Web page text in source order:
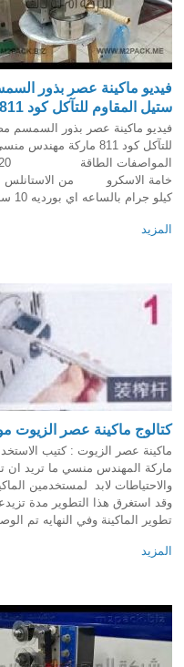
فيديو ماكينة عصر بذور
ستيل المقاوم للتآكل كود 811 ماركة مهندس منسي
فيديو ماكينة عصر بذور السمسم
للتآكل كود 811 ماركة
كيلو جرام بالساعه اي بورديه 10 ساعات […]
المزيد
كتالوج ماكينة عصر الزيوت موديل 811 ماركة
ماركة المهندس منسي ما تريد ان
والاحتياطات لابد لمستخدمين
وقد استغرق هذا التطوير مدة
تطوير الماكينة وفي النهايه تم
المزيد